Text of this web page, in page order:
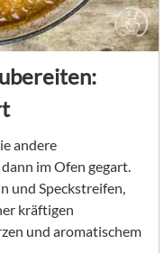
andere
im Ofen gegart.
und Speckstreifen,
kräftigen
und aromatischem